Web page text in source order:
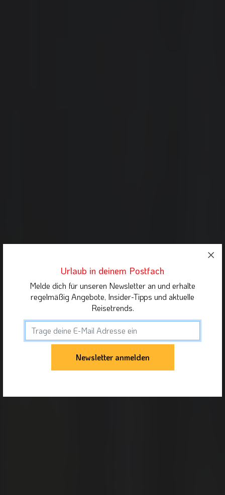
Urlaub in deinem Postfach
Melde dich für unseren Newsletter an und erhalte
regelmäßig Angebote, Insider-Tipps und aktuelle
Reisetrends.